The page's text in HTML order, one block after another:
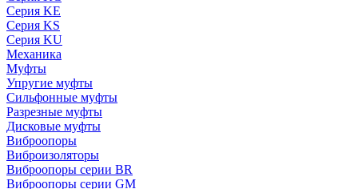
Серия KE
Серия KS
Серия KU
Механика
Муфты
Упругие муфты
Сильфонные муфты
Разрезные муфты
Дисковые муфты
Виброопоры
Виброизоляторы
Виброопоры серии BR
Виброопоры серии GM